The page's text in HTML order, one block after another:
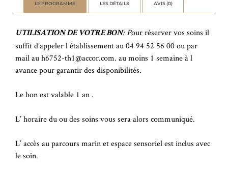
by
LE PROGRAMME LES DÉTAILS AVIS (0)
UTILISATION DE VOTRE BON: Pour réserver vos soins il
suffit d’appeler l établissement au 04 94 52 56 00 ou par
mail au h6752-th1@accor.com. au moins 1 semaine à l
avance pour garantir des disponibilités.
Le bon est valable 1 an .
L’ horaire du ou des soins vous sera alors communiqué.
L’ accès au parcours marin et espace sensoriel est inclus avec
le soin.